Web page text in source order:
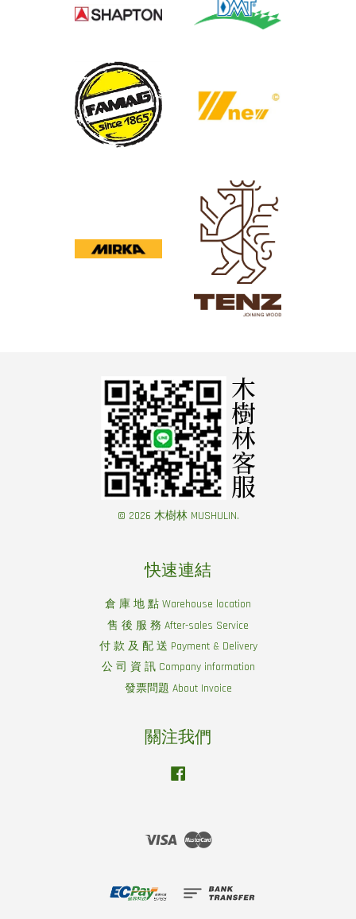
© 2026 木樹林 MUSHULIN.
快速連結
倉 庫 地 點 Warehouse location
售 後 服 務 After-sales Service
付 款 及 配 送 Payment & Delivery
公 司 資 訊 Company information
發票問題 About Invoice
關注我們
Visa Master